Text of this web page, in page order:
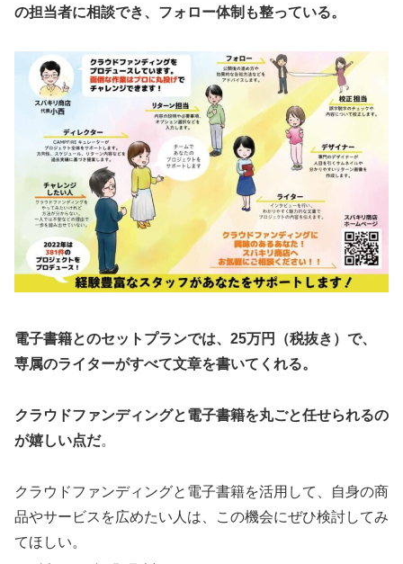
の担当者に相談でき、フォロー体制も整っている。
電子書籍とのセットプランでは、25万円（税抜き）で、
専属のライターがすべて文章を書いてくれる。
クラウドファンディングと電子書籍を丸ごと任せられるの
が嬉しい点だ。
クラウドファンディングと電子書籍を活用して、自身の商
品やサービスを広めたい人は、この機会にぜひ検討してみ
てほしい。